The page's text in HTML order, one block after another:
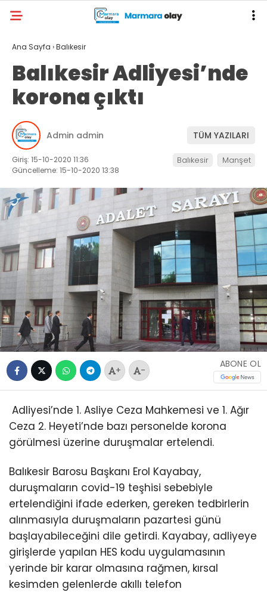
Ana Sayfa ›Balıkesir
Balıkesir Adliyesi’nde
korona çıktı
Admin admin TÜM YAZILARI
Giriş: 15-10-2020 11:36
Güncelleme: 15-10-2020 13:38
Balıkesir Manşet
+ -
ABONE OL
Adliyesi’nde 1. Asliye Ceza Mahkemesi ve 1. Ağır
Ceza 2. Heyeti’nde bazı personelde korona
görülmesi üzerine duruşmalar ertelendi.
Balıkesir Barosu Başkanı Erol Kayabay,
duruşmaların covid-19 teşhisi sebebiyle
ertelendiğini ifade ederken, gereken tedbirlerin
alınmasıyla duruşmaların pazartesi günü
başlayabileceğini dile getirdi. Kayabay, adliyeye
girişlerde yapılan HES kodu uygulamasının
yerinde bir karar olmasına rağmen, kırsal
kesimden gelenlerde akıllı telefon